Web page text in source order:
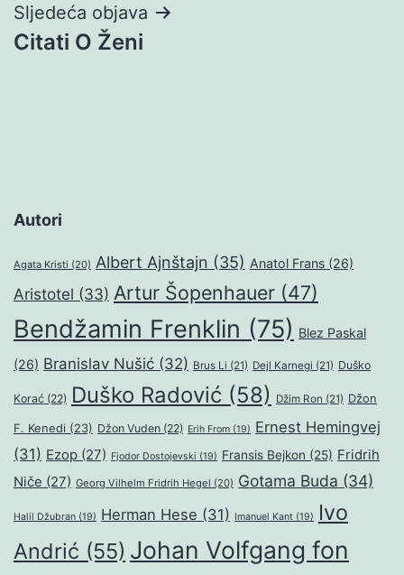
Sljedeća objava
Citati O Ženi
Autori
Agata Kristi (20) Albert Ajnštajn (35) Anatol Frans (26)
Aristotel (33) Artur Šopenhauer (47)
Bendžamin Frenklin (75) Blez Paskal
(26) Branislav Nušić (32) Brus Li (21) Dejl Karnegi (21) Duško
Korać (22) Duško Radović (58) Džim Ron (21) Džon
F. Kenedi (23) Džon Vuden (22) Erih From (19) Ernest Hemingvej
(31) Ezop (27) Fjodor Dostojevski (19) Fransis Bejkon (25) Fridrih
Niče (27) Georg Vilhelm Fridrih Hegel (20) Gotama Buda (34)
Halil Džubran (19) Herman Hese (31) Imanuel Kant (19)
Ivo
Andrić (55) Johan Volfgang fon